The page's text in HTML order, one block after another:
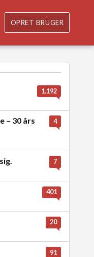
OPRET BRUGER
1.192
– 30 års
4
7
401
20
91